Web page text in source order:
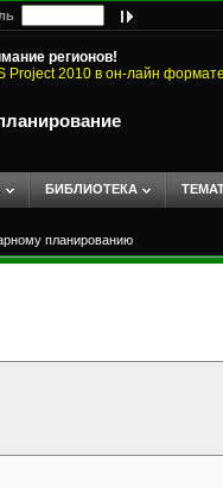
регионов!
Project 2010 в он-лайн
БИБЛИОТЕКА
планированию